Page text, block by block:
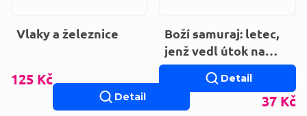
Vlaky a železnice
125 Kč
Detail
Boží samuraj: letec,
jenž vedl útok na
Pearl Harbor
37 Kč
Detail